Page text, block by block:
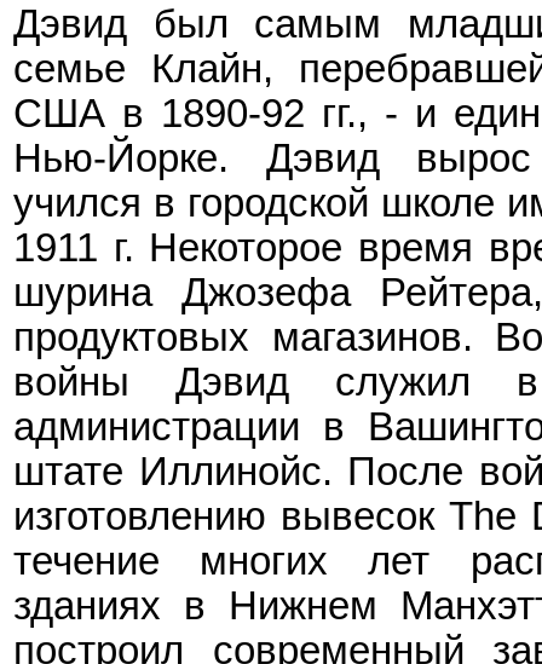
Дэвид был самым
семье Клайн,
США в 1890-92 гг., - и
Нью-Йорке. Дэвид
учился в городской школе
1911 г. Некоторое время
шурина Джозефа
продуктовых магазинов.
войны Дэвид служил в
администрации в
штате Иллинойс. После
изготовлению вывесок
течение многих лет
зданиях в Нижнем
построил современный